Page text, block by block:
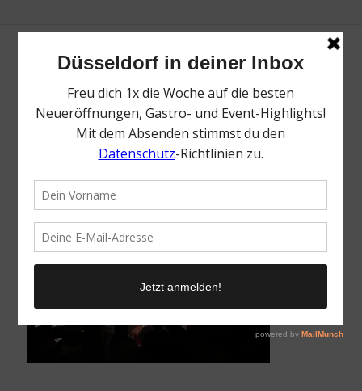
Charity Rave | Mr. Düsseldorf | Düsseldates |